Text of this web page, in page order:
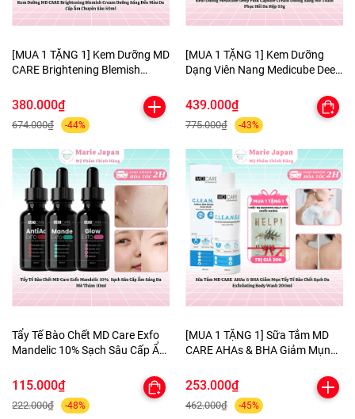
[MUA 1 TẶNG 1] Kem Dưỡng MD
CARE Brightening Blemish
Cấp Ẩm Chuyên Sâu 50ml-
TẶNG 1 MẶT NẠ BERGAMO
HELP JARY
380.000₫
674.000₫ -44%
[MUA 1 TẶNG 1] Kem Dưỡng
Dạng Viên Nang Medicube Deep
Sáng Mờ Thâm Phục Hồi Da
Hộp 55g - TẶNG MẶT NẠ MẮT
439.000₫
775.000₫ -43%
Tẩy Tế Bào Chết MD Care Exfo
Mandelic 10% Sạch Sâu Cấp Ẩm
115.000₫
222.000₫ -48%
[MUA 1 TẶNG 1] Sữa Tắm MD
CARE AHAs & BHA Giảm Mụn
Exfoliating Body Wash 200ml-
TẶNG 1 MẶT NẠ BERGAMO
HELP JARY
253.000₫
462.000₫ -45%